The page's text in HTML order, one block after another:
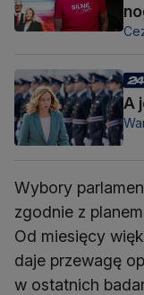
A
Wybory
zgodnie z
Od miesięcy
daje przewagę
w ostatnich